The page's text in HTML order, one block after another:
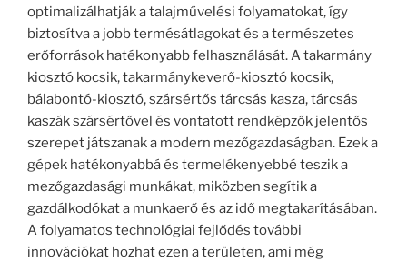
optimalizálhatják a talajművelési folyamatokat, így
biztosítva a jobb termésátlagokat és a természetes
erőforrások hatékonyabb felhasználását.A takarmány
kiosztó kocsik, takarmánykeverő-kiosztó kocsik,
bálabontó-kiosztó, szársértős tárcsás kasza, tárcsás
kaszák szársértővel és vontatott rendképzők jelentős
szerepet játszanak a modern mezőgazdaságban. Ezek a
gépek hatékonyabbá és termelékenyebbé teszik a
mezőgazdasági munkákat, miközben segítik a
gazdálkodókat a munkaerő és az idő megtakarításában.
A folyamatos technológiai fejlődés további
innovációkat hozhat ezen a területen, ami még